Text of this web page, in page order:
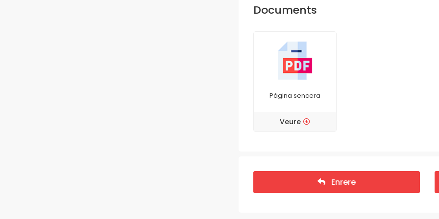
Documents
Pàgina sencera
Veure
Enrere